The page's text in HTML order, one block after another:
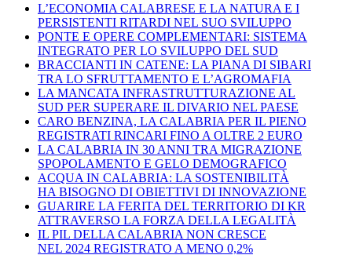
L’ECONOMIA CALABRESE E LA NATURA E I
PERSISTENTI RITARDI NEL SUO SVILUPPO
PONTE E OPERE COMPLEMENTARI: SISTEMA
INTEGRATO PER LO SVILUPPO DEL SUD
BRACCIANTI IN CATENE: LA PIANA DI SIBARI
TRA LO SFRUTTAMENTO E L’AGROMAFIA
LA MANCATA INFRASTRUTTURAZIONE AL
SUD PER SUPERARE IL DIVARIO NEL PAESE
CARO BENZINA, LA CALABRIA PER IL PIENO
REGISTRATI RINCARI FINO A OLTRE 2 EURO
LA CALABRIA IN 30 ANNI TRA MIGRAZIONE
SPOPOLAMENTO E GELO DEMOGRAFICO
ACQUA IN CALABRIA: LA SOSTENIBILITÀ
HA BISOGNO DI OBIETTIVI DI INNOVAZIONE
GUARIRE LA FERITA DEL TERRITORIO DI KR
ATTRAVERSO LA FORZA DELLA LEGALITÀ
IL PIL DELLA CALABRIA NON CRESCE
NEL 2024 REGISTRATO A MENO 0,2%